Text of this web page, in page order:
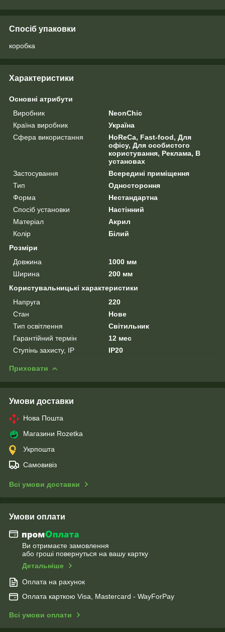
Спосіб упаковки
коробка
Характеристики
Основні атрибути
Виробник
NeonChic
Країна виробник
Україна
Сфера використання
HoReCa, Fast-food, Для
офісу, Для особистого
користування, Реклама, В
установах
Застосування
Всередині приміщення
Тип
Одностороння
Форма
Нестандартна
Спосіб установки
Настінний
Матеріал
Акрил
Колір
Білий
Розміри
Довжина
1000 мм
Ширина
200 мм
Користувальницькі характеристики
Напруга
220
Стан
Нове
Тип освітлення
Світильник
Гарантійний термін
12 мес
Ступінь захисту, IP
IP20
Приховати
Умови доставки
Нова Пошта
Магазини Rozetka
Укрпошта
Самовивіз
Всі умови доставки
Умови оплати
Ви отримаєте замовлення
або гроші повернуться на вашу картку
Детальніше
Оплата на рахунок
Оплата карткою Visa, Mastercard - WayForPay
Всі умови оплати